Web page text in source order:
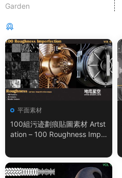
Garden
平面素材
100組污迹劃痕貼圖素材 Artst
ation – 100 Roughness Impe